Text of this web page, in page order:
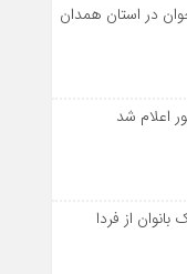
در استان همدان
اعلام شد
از فردا